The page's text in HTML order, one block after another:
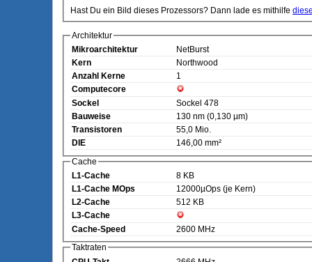
Hast Du ein Bild dieses Prozessors? Dann lade es mithilfe
Architektur
Mikroarchitektur
NetBurst
Kern
Northwood
Anzahl Kerne
1
Computecore
Sockel
Sockel 478
Bauweise
130 nm (0,130 µm)
Transistoren
55,0 Mio.
DIE
146,00 mm²
Cache
L1-Cache
8 KB
L1-Cache MOps
12000µOps (je Kern)
L2-Cache
512 KB
L3-Cache
Cache-Speed
2600 MHz
Taktraten